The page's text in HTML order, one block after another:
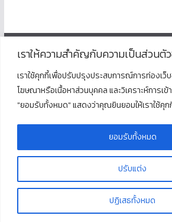
เราให้ความสำคัญกับความเป็นส่วน
เราใช้คุกกี้เพื่อปรับปรุงประสบการณ์การท่องเว็
โฆษณาหรือเนื้อหาส่วนบุคคล และวิเคราะห์การเข้
"ยอมรับทั้งหมด" แสดงว่าคุณยินยอมให้เราใช้คุก
ปรับแต่ง
ปฏิเสธทั้งหมด
ยอมรับทั้งหมด
โรงเรียนพุนพินพิทยาคม
ตั้งอยู่ที่เลขที่ 125 ถนนธราธิบดี ตำบลท่าข้าม อำเภ
โรงเรียนพุนพินพิทยาคม
by ThemeGrill.